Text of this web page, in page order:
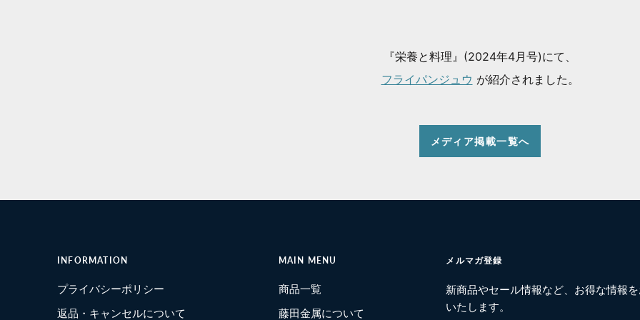
『栄養と料理』(2024年4月号)にて、
フライパンジュウ が紹介されました。
メディア掲載一覧へ
INFORMATION
プライバシーポリシー
返品・キャンセルについて
MAIN MENU
商品一覧
藤田金属について
メルマガ登録
新商品やセール情報など、お得な情報
いたします。